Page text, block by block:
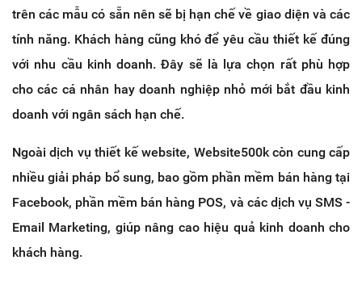
trên các mẫu có sẵn nên sẽ bị hạn chế về giao diện và các
tính năng. Khách hàng cũng khó để yêu cầu thiết kế đúng
với nhu cầu kinh doanh. Đây sẽ là lựa chọn rất phù hợp
cho các cá nhân hay doanh nghiệp nhỏ mới bắt đầu kinh
doanh với ngân sách hạn chế.
Ngoài dịch vụ thiết kế website, Website500k còn cung cấp
nhiều giải pháp bổ sung, bao gồm phần mềm bán hàng tại
Facebook, phần mềm bán hàng POS, và các dịch vụ SMS -
Email Marketing, giúp nâng cao hiệu quả kinh doanh cho
khách hàng.